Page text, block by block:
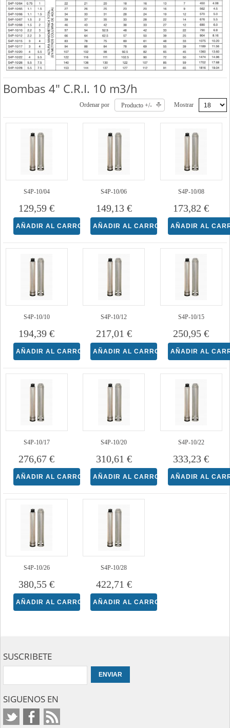
Bombas 4" C.R.I. 10 m3/h
Ordenar por Producto +/- Mostrar
S4P-10/04
129,59 €
S4P-10/06
149,13 €
S4P-10/08
173,82 €
S4P-10/10
194,39 €
S4P-10/12
217,01 €
S4P-10/15
250,95 €
S4P-10/17
276,67 €
S4P-10/20
310,61 €
S4P-10/22
333,23 €
S4P-10/26
380,55 €
S4P-10/28
422,71 €
SUSCRIBETE
SIGUENOS EN